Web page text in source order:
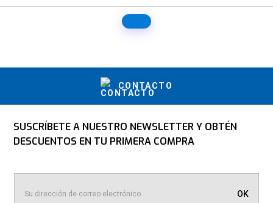
CONTACTO
SUSCRÍBETE A NUESTRO NEWSLETTER Y OBTÉN
DESCUENTOS EN TU PRIMERA COMPRA
OK